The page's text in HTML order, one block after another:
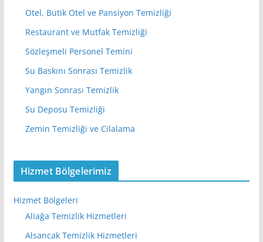
Otel, Butik Otel ve Pansiyon Temizliği
Restaurant ve Mutfak Temizliği
Sözleşmeli Personel Temini
Su Baskını Sonrası Temizlik
Yangın Sonrası Temizlik
Su Deposu Temizliği
Zemin Temizliği ve Cilalama
Hizmet Bölgelerimiz
Hizmet Bölgeleri
Aliağa Temizlik Hizmetleri
Alsancak Temizlik Hizmetleri